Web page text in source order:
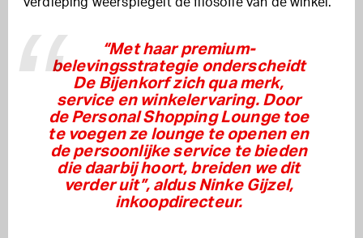
verdieping weerspiegelt de filosofie van de winkel.
“Met haar premium-
belevingsstrategie onderscheidt
De Bijenkorf zich qua merk,
service en winkelervaring. Door
de Personal Shopping Lounge toe
te voegen ze lounge te openen en
de persoonlijke service te bieden
die daarbij hoort, breiden we dit
verder uit”, aldus Ninke Gijzel,
inkoopdirecteur.